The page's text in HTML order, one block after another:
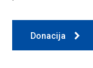
Donacija